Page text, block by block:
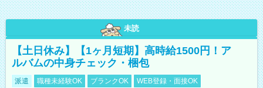
未読
【土日休み】【1ヶ月短期】高時給1500円！ア
ルバムの中身チェック・梱包
派遣 職種未経験OK ブランクOK WEB登録・面接OK